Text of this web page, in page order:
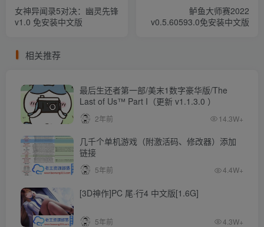
女神异闻录5对决：幽灵先锋
v1.0 免安装中文版
鲈鱼大师赛2022
v0.5.60593.0免安装中文版
相关推荐
最后生还者第一部/美末1数字豪华版/The
Last of Us™ Part I（更新 v1.1.3.0 ）
2年前 14.3W+
几千个单机游戏（附激活码、修改器）添加
链接
5年前 4.4W+
[3D神作]PC 尾·行4 中文版[1.6G]
5年前 4.3W+